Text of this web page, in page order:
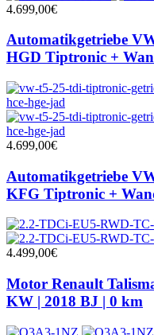
4.699,00€
Automatikgetriebe
HGD Tiptronic +
4.699,00€
Automatikgetriebe
KFG Tiptronic +
4.499,00€
Motor Renault
KW | 2018 BJ | 0 km